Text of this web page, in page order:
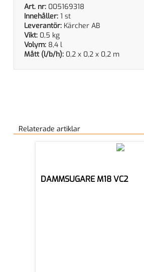
Art. nr: 005169318
Innehåller: 1 st
Leverantör: Kärcher AB
Vikt: 0,5 kg
Volym: 8,4 l
Mått (l/b/h): 0,2 x 0,2 x 0,2 m
Relaterade artiklar
DAMMSUGARE M18 VC2